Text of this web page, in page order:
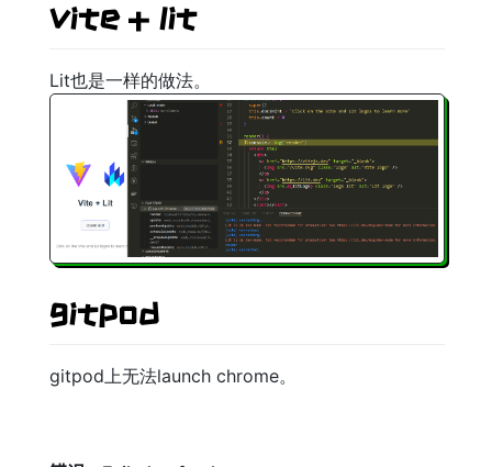
vite + lit
Lit也是一样的做法。
gitpod
gitpod上无法launch chrome。